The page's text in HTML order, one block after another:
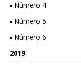
▪ Número 4
▪ Número 5
▪ Número 6
2019